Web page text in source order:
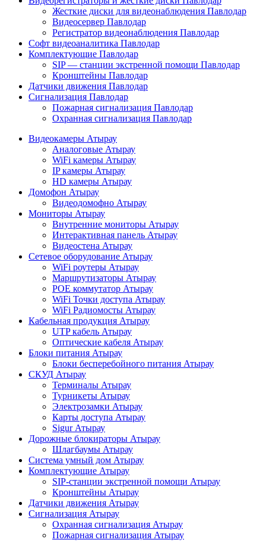
Жесткие диски для видеонаблюдения Павлодар
Видеосервер Павлодар
Регистратор видеонаблюдения Павлодар
Софт видеоаналитика Павлодар
Комплектующие Павлодар
SIP — станции экстренной помощи Павлодар
Кронштейны Павлодар
Датчики движения Павлодар
Сигнализация Павлодар
Пожарная сигнализация Павлодар
Охранная сигнализация Павлодар
Видеокамеры Атырау
Аналоговые Атырау
WiFi камеры Атырау
IP камеры Атырау
HD камеры Атырау
Домофон Атырау
Видеодомофно Атырау
Мониторы Атырау
Внутренние мониторы Атырау
Интерактивная панель Атырау
Видеостена Атырау
Сетевое оборудование Атырау
WiFi роутеры Атырау
Маршрутизаторы Атырау
POE коммутатор Атырау
WiFi Точки доступа Атырау
WiFi Радиомосты Атырау
Кабельная продукция Атырау
UTP кабель Атырау
Оптические кабеля Атырау
Блоки питания Атырау
Блоки бесперебойного питания Атырау
СКУД Атырау
Терминалы Атырау
Турникеты Атырау
Электрозамки Атырау
Карты доступа Атырау
Sigur Атырау
Дорожные блокираторы Атырау
Шлагбаумы Атырау
Система умный дом Атырау
Комплектующие Атырау
SIP-станции экстренной помощи Атырау
Кронштейны Атырау
Датчики движения Атырау
Сигнализация Атырау
Охранная сигнализация Атырау
Пожарная сигнализация Атырау